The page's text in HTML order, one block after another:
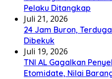
Pelaku Ditangkap
Juli 21, 2026
24 Jam Buron,
Dibekuk
Juli 19, 2026
TNI AL Gagalkan
Etomidate, Nilai